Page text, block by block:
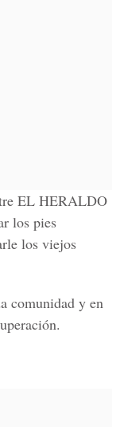
EL HERALDO
los pies
los viejos
comunidad y en